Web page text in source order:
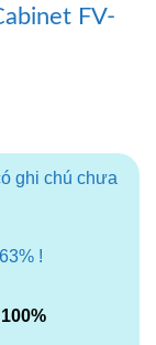
FV-
ghi chú chưa
!